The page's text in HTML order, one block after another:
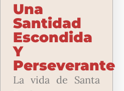
Una
Santidad
Escondida
Y
Perseverante
La vida de Santa